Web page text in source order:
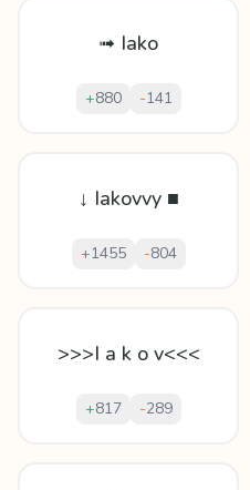
➟ Iako
+880 -141
↓ Iakovvy ■
+1455 -804
>>>I a k o v<<<
+817 -289